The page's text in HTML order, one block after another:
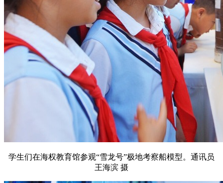
学生们在海权教育馆参观“雪龙号”极地考察船模型。通讯员
王海滨 摄